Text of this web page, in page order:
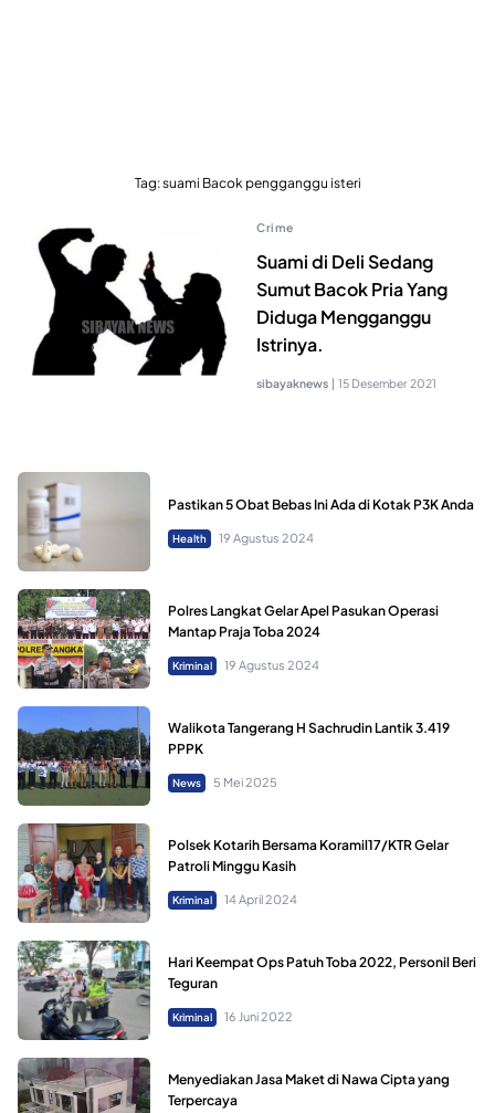
Tag:suami Bacok pengganggu isteri
Crime
Suami di Deli Sedang
Sumut Bacok Pria Yang
Diduga Mengganggu
Istrinya.
sibayaknews | 15 Desember 2021
Pastikan 5 Obat Bebas Ini Ada di Kotak P3K Anda
Health 19 Agustus 2024
Polres Langkat Gelar Apel Pasukan Operasi
Mantap Praja Toba 2024
Kriminal 19 Agustus 2024
Walikota Tangerang H Sachrudin Lantik 3.419
PPPK
News 5 Mei 2025
Polsek Kotarih Bersama Koramil17/KTR Gelar
Patroli Minggu Kasih
Kriminal 14 April 2024
Hari Keempat Ops Patuh Toba 2022, Personil Beri
Teguran
Kriminal 16 Juni 2022
Menyediakan Jasa Maket di Nawa Cipta yang
Terpercaya